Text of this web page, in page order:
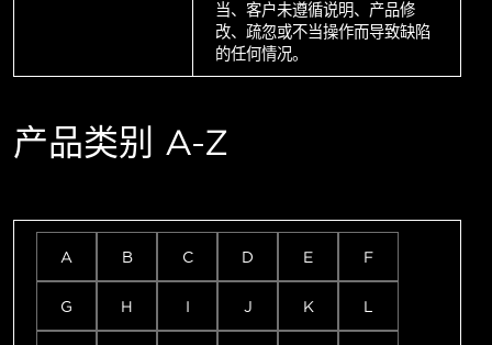
当、客户未遵循说明、产品修
改、疏忽或不当操作而导致缺陷
的任何情况。
产品类别 A-Z
A B C D E F
G H I J K L